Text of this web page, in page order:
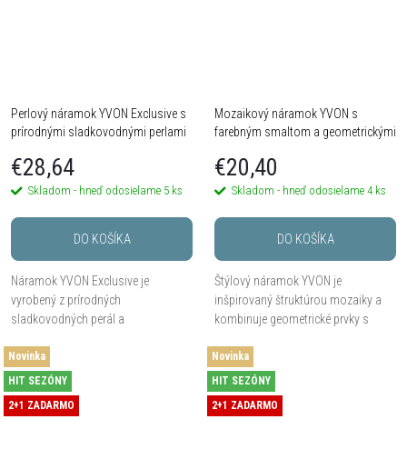
Perlový náramok YVON Exclusive s
prírodnými sladkovodnými perlami
€28,64
Skladom - hneď odosielame 5 ks
DO KOŠÍKA
Náramok YVON Exclusive je
vyrobený z prírodných
sladkovodných perál a
príveskom v tvare srdca v zlatej
farbe. Vďaka univerzálnej veľkosti
na...
Mozaikový náramok YVON s
farebným smaltom a geometrickými
€20,40
Skladom - hneď odosielame 4 ks
DO KOŠÍKA
Štýlový náramok YVON je
inšpirovaný štruktúrou mozaiky a
kombinuje geometrické prvky s
kovových a prírodne ladených
tónoch. Je vyrobený z...
Novinka
HIT SEZÓNY
2+1 ZADARMO
Novinka
HIT SEZÓNY
2+1 ZADARMO